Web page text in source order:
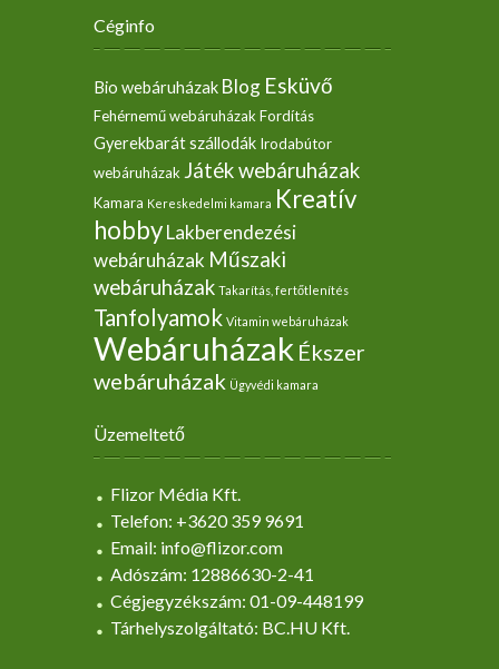
Céginfo
Bio webáruházak Blog Esküvő
Fehérnemű webáruházakFordítás
Gyerekbarát szállodák Irodabútor
webáruházak Játék webáruházak
Kamara Kereskedelmi kamara Kreatív
hobbyLakberendezési
webáruházak Műszaki
webáruházak Takarítás, fertőtlenítés
Tanfolyamok Vitamin webáruházak
Webáruházak Ékszer
webáruházak Ügyvédi kamara
Üzemeltető
Flizor Média Kft.
Telefon: +3620 359 9691
Email: info@flizor.com
Adószám: 12886630-2-41
Cégjegyzékszám: 01-09-448199
Tárhelyszolgáltató: BC.HU Kft.